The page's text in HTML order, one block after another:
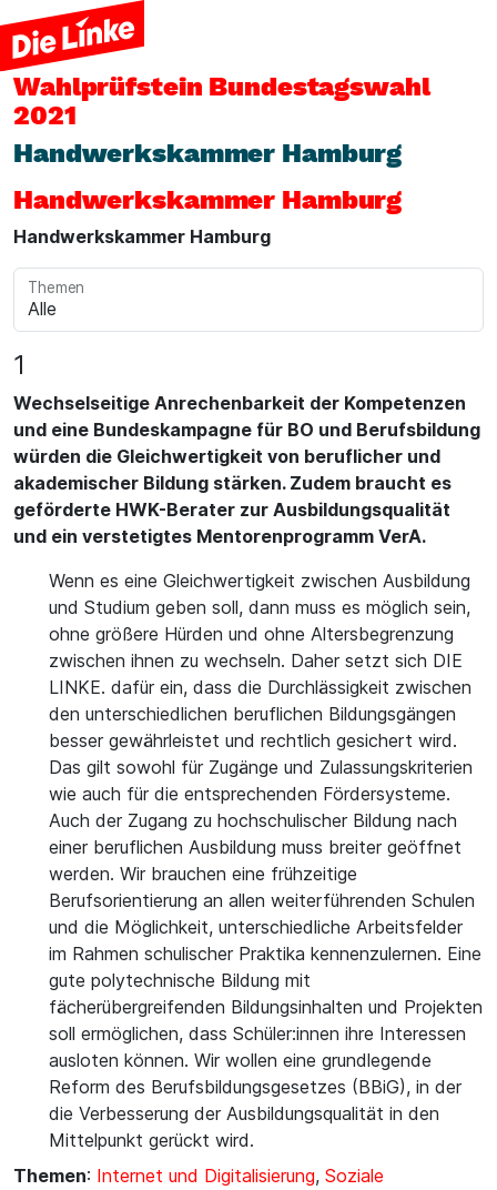
Wahlprüfstein Bundestagswahl
2021
Handwerkskammer Hamburg
Handwerkskammer Hamburg
Handwerkskammer Hamburg
Themen
1
Wechselseitige Anrechenbarkeit der Kompetenzen
und eine Bundeskampagne für BO und Berufsbildung
würden die Gleichwertigkeit von beruflicher und
akademischer Bildung stärken. Zudem braucht es
geförderte HWK-Berater zur Ausbildungsqualität
und ein verstetigtes Mentorenprogramm VerA.
Wenn es eine Gleichwertigkeit zwischen Ausbildung
und Studium geben soll, dann muss es möglich sein,
ohne größere Hürden und ohne Altersbegrenzung
zwischen ihnen zu wechseln. Daher setzt sich DIE
LINKE. dafür ein, dass die Durchlässigkeit zwischen
den unterschiedlichen beruflichen Bildungsgängen
besser gewährleistet und rechtlich gesichert wird.
Das gilt sowohl für Zugänge und Zulassungskriterien
wie auch für die entsprechenden Fördersysteme.
Auch der Zugang zu hochschulischer Bildung nach
einer beruflichen Ausbildung muss breiter geöffnet
werden. Wir brauchen eine frühzeitige
Berufsorientierung an allen weiterführenden Schulen
und die Möglichkeit, unterschiedliche Arbeitsfelder
im Rahmen schulischer Praktika kennenzulernen. Eine
gute polytechnische Bildung mit
fächerübergreifenden Bildungsinhalten und Projekten
soll ermöglichen, dass Schüler:innen ihre Interessen
ausloten können. Wir wollen eine grundlegende
Reform des Berufsbildungsgesetzes (BBiG), in der
die Verbesserung der Ausbildungsqualität in den
Mittelpunkt gerückt wird.
Themen: Internet und Digitalisierung, Soziale